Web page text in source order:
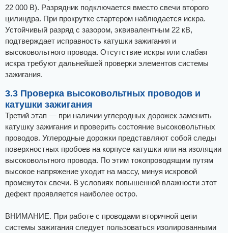
22 000 В). Разрядник подключается вместо свечи второго
цилиндра. При прокрутке стартером наблюдается искра.
Устойчивый разряд с зазором, эквивалентным 22 кВ,
подтверждает исправность катушки зажигания и
высоковольтного провода. Отсутствие искры или слабая
искра требуют дальнейшей проверки элементов системы
зажигания.
3.3 Проверка высоковольтных проводов и
катушки зажигания
Третий этап — при наличии углеродных дорожек заменить
катушку зажигания и проверить состояние высоковольтных
проводов. Углеродные дорожки представляют собой следы
поверхностных пробоев на корпусе катушки или на изоляции
высоковольтного провода. По этим токопроводящим путям
высокое напряжение уходит на массу, минуя искровой
промежуток свечи. В условиях повышенной влажности этот
дефект проявляется наиболее остро.
ВНИМАНИЕ. При работе с проводами вторичной цепи
системы зажигания следует пользоваться изолированными